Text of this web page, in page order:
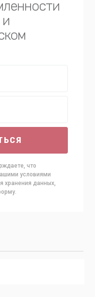
что
условиями
хранения данных,